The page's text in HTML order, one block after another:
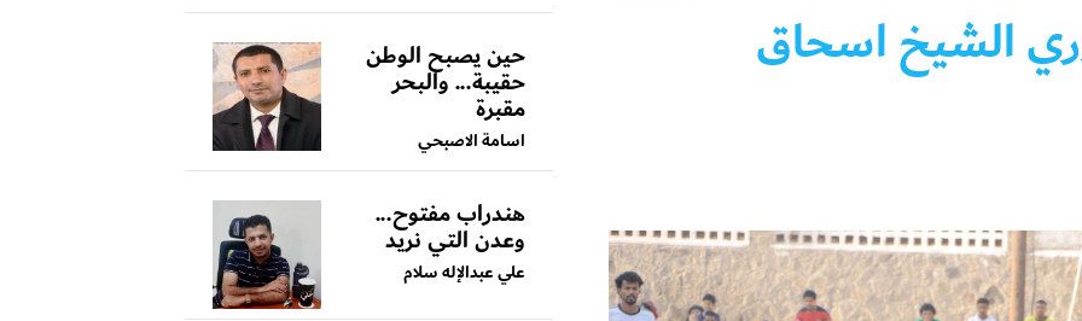
الشيخ اسحاق حين يصبح الوطن
حقيبة... والبحر
مقبرة
اسامة الاصبحي
هندراب مفتوح...
وعدن التي نريد
علي عبدالإله سلام